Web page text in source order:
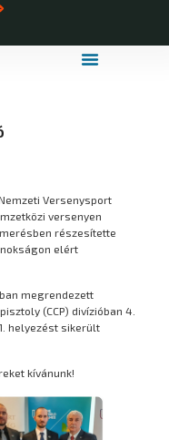
Versenysport
versenyen
részesítette
elért
megrendezett
(CCP) divízióban 4.
helyezést sikerült
kívánunk!